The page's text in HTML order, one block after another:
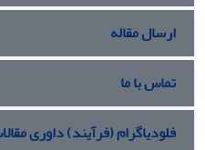
ارسال مقاله
تماس با ما
فلودیاگرام (فرآیند) داوری